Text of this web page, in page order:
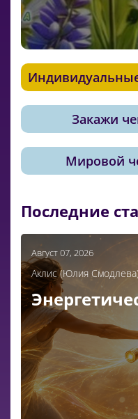
Закажи
Мировой
Последние
Август 07, 2026
Аклис (Юлия